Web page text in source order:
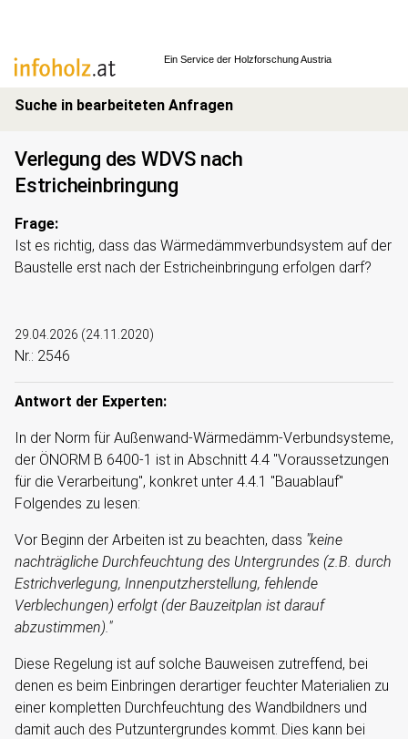
Ein Service der Holzforschung Austria
Suche in bearbeiteten Anfragen
Verlegung des WDVS nach
Estricheinbringung
Frage:
Ist es richtig, dass das Wärmedämmverbundsystem auf der
Baustelle erst nach der Estricheinbringung erfolgen darf?
29.04.2026 (24.11.2020)
Nr.: 2546
Antwort der Experten:
In der Norm für Außenwand-Wärmedämm-Verbundsysteme,
der ÖNORM B 6400-1 ist in Abschnitt 4.4 "Voraussetzungen
für die Verarbeitung", konkret unter 4.4.1 "Bauablauf"
Folgendes zu lesen:
Vor Beginn der Arbeiten ist zu beachten, dass "keine
nachträgliche Durchfeuchtung des Untergrundes (z.B. durch
Estrichverlegung, Innenputzherstellung, fehlende
Verblechungen) erfolgt (der Bauzeitplan ist darauf
abzustimmen)."
Diese Regelung ist auf solche Bauweisen zutreffend, bei
denen es beim Einbringen derartiger feuchter Materialien zu
einer kompletten Durchfeuchtung des Wandbildners und
damit auch des Putzuntergrundes kommt. Dies kann bei